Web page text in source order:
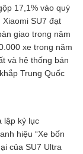
17,1% vào quý
SU7 đạt
giao trong năm
xe trong năm
và hệ thống bán
Trung Quốc
lập kỷ lục
hiệu “Xe bốn
của SU7 Ultra